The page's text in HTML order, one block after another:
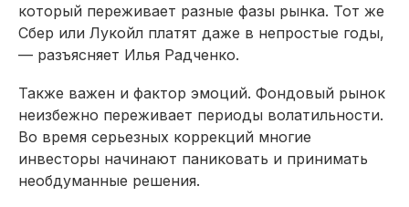
который переживает разные фазы рынка. Тот же
Сбер или Лукойл платят даже в непростые годы,
— разъясняет Илья Радченко.
Также важен и фактор эмоций. Фондовый рынок
неизбежно переживает периоды волатильности.
Во время серьезных коррекций многие
инвесторы начинают паниковать и принимать
необдуманные решения.